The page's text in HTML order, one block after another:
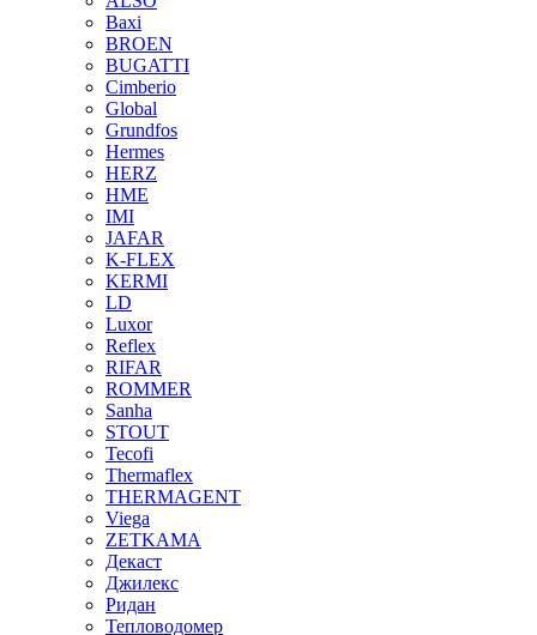
Baxi
BROEN
BUGATTI
Cimberio
Global
Grundfos
Hermes
HERZ
HME
IMI
JAFAR
K-FLEX
KERMI
LD
Luxor
Reflex
RIFAR
ROMMER
Sanha
STOUT
Tecofi
Thermaflex
THERMAGENT
Viega
ZETKAMA
Декаст
Джилекс
Ридан
Тепловодомер